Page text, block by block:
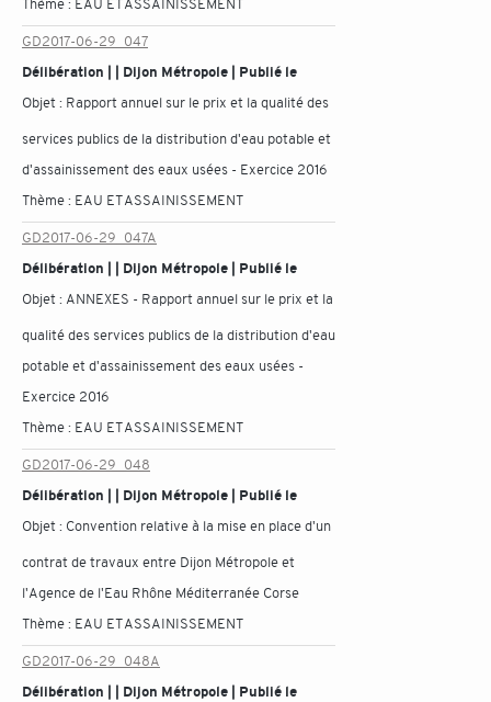
Thème : EAU ET ASSAINISSEMENT
GD2017-06-29_047
Délibération | | Dijon Métropole | Publié le
Objet : Rapport annuel sur le prix et la qualité des
services publics de la distribution d'eau potable et
d'assainissement des eaux usées - Exercice 2016
Thème : EAU ET ASSAINISSEMENT
GD2017-06-29_047A
Délibération | | Dijon Métropole | Publié le
Objet : ANNEXES - Rapport annuel sur le prix et la
qualité des services publics de la distribution d'eau
potable et d'assainissement des eaux usées -
Exercice 2016
Thème : EAU ET ASSAINISSEMENT
GD2017-06-29_048
Délibération | | Dijon Métropole | Publié le
Objet : Convention relative à la mise en place d'un
contrat de travaux entre Dijon Métropole et
l'Agence de l'Eau Rhône Méditerranée Corse
Thème : EAU ET ASSAINISSEMENT
GD2017-06-29_048A
Délibération | | Dijon Métropole | Publié le